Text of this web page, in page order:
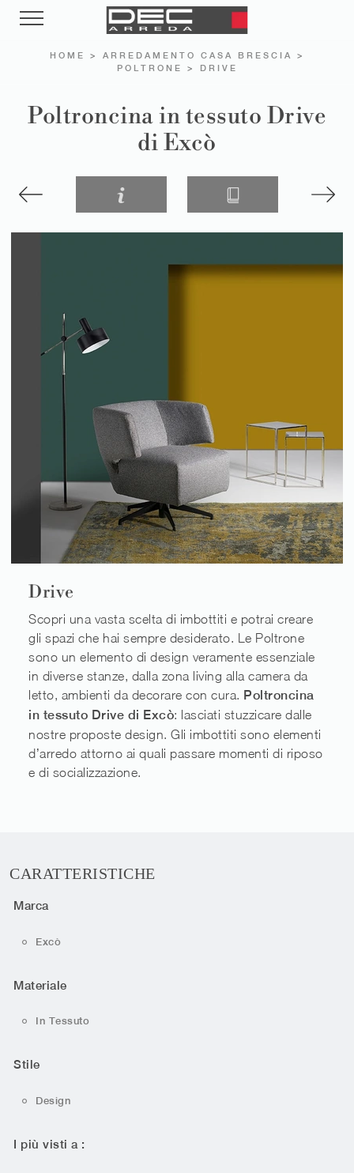
HOME > ARREDAMENTO CASA BRESCIA
>
POLTRONE
> DRIVE
Poltroncina in tessuto Drive
di Excò
Drive
Scopri una vasta scelta di imbottiti e potrai creare
gli spazi che hai sempre desiderato. Le Poltrone
sono un elemento di design veramente essenziale
in diverse stanze, dalla zona living alla camera da
letto, ambienti da decorare con cura. Poltroncina
in tessuto Drive di Excò: lasciati stuzzicare dalle
nostre proposte design. Gli imbottiti sono elementi
d’arredo attorno ai quali passare momenti di riposo
e di socializzazione.
CARATTERISTICHE
Marca
Excò
Materiale
In Tessuto
Stile
Design
I più visti a :